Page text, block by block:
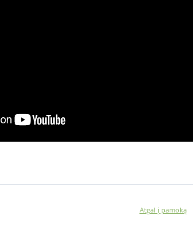
Atgal į pamoką